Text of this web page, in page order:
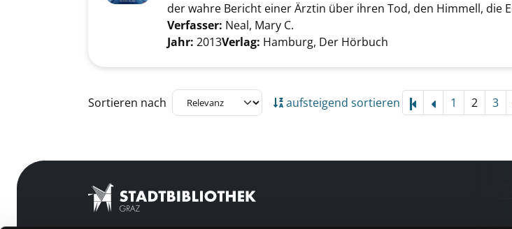
der wahre Bericht einer Ärztin über ihren Tod, den Himmell, die
Verfasser: Neal, Mary C.
Jahr: 2013Verlag: Hamburg, Der Hörbuch
Zu den Suchfiltern springen
Sortieren nach aufsteigend sortieren 1 2 3